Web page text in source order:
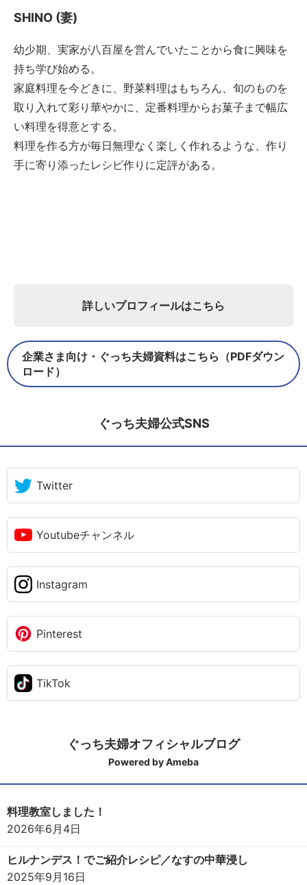
SHINO (妻)
幼少期、実家が八百屋を営んでいたことから食に興味を
持ち学び始める。
家庭料理を今どきに、野菜料理はもちろん、旬のものを
取り入れて彩り華やかに、定番料理からお菓子まで幅広
い料理を得意とする。
料理を作る方が毎日無理なく楽しく作れるような、作り
手に寄り添ったレシピ作りに定評がある。
詳しいプロフィールはこちら
企業さま向け・ぐっち夫婦資料はこちら（PDFダウン
ロード）
ぐっち夫婦公式SNS
Twitter
Youtubeチャンネル
Instagram
Pinterest
TikTok
ぐっち夫婦オフィシャルブログ
Powered by Ameba
料理教室しました！
2026年6月4日
ヒルナンデス！でご紹介レシピ／なすの中華浸し
2025年9月16日